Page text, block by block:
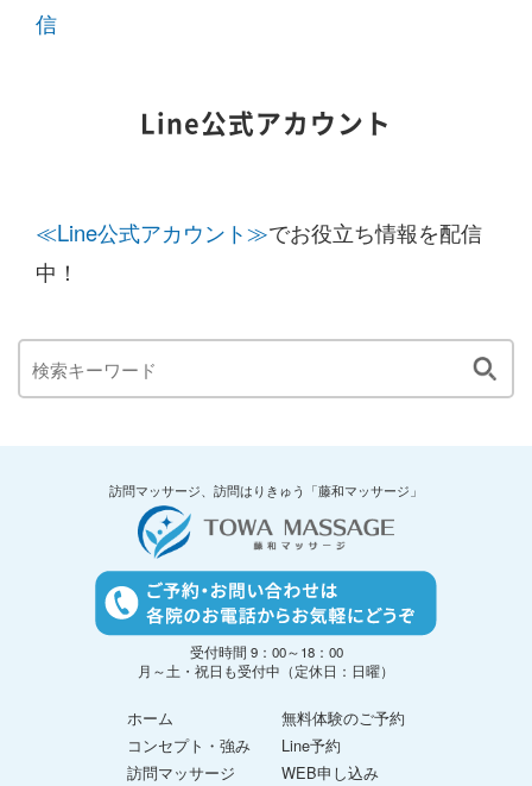
信
Line公式アカウント
≪Line公式アカウント≫でお役立ち情報を配信
中！
訪問マッサージ、訪問はりきゅう「藤和マッサージ」
受付時間 9：00～18：00
月～土・祝日も受付中（定休日：日曜）
ホーム
コンセプト・強み
訪問マッサージ
無料体験のご予約
Line予約
WEB申し込み